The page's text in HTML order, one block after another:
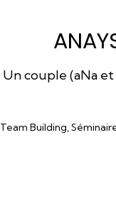
Un couple (aNa
Team Building,